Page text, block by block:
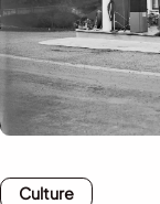
Culture